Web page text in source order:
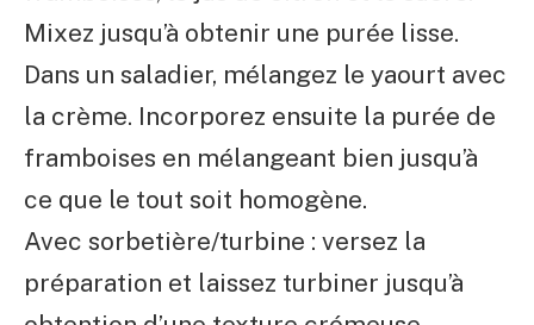
Mixez jusqu’à obtenir une purée lisse.
Dans un saladier, mélangez le yaourt avec
la crème. Incorporez ensuite la purée de
framboises en mélangeant bien jusqu’à
ce que le tout soit homogène.
Avec sorbetière/turbine : versez la
préparation et laissez turbiner jusqu’à